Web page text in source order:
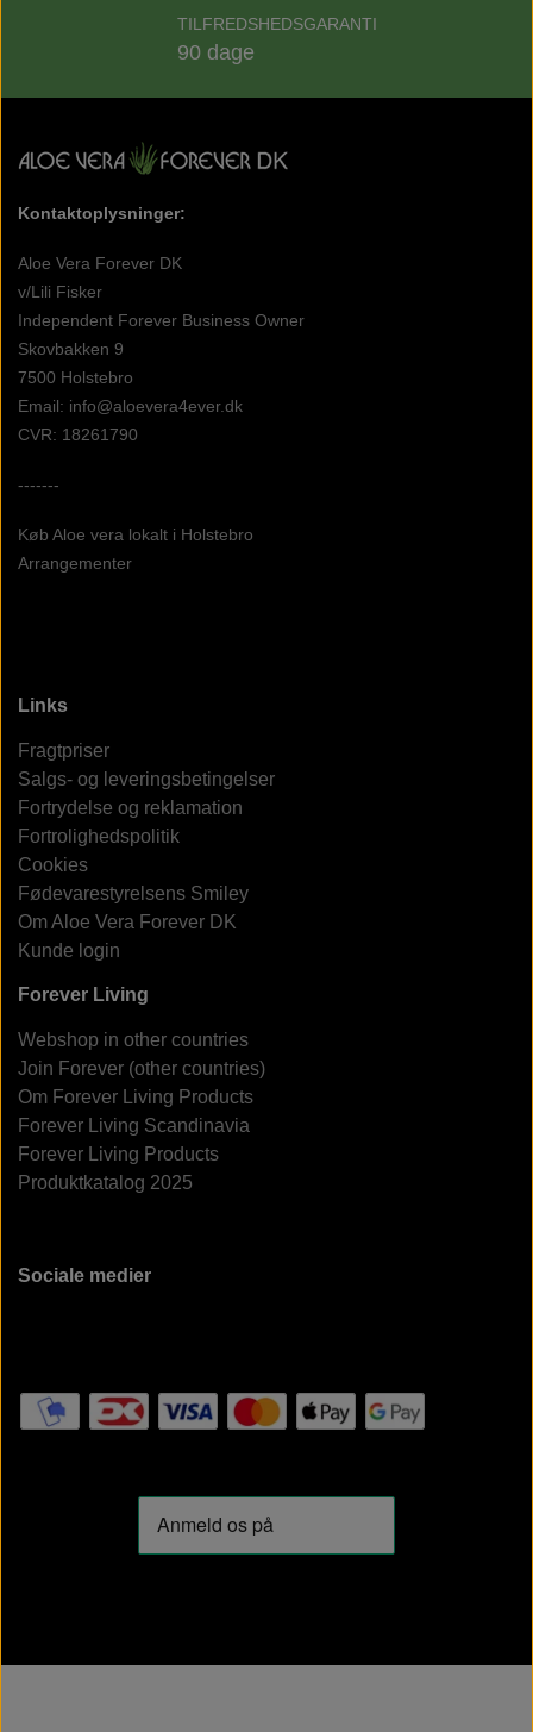
TILFREDSHEDSGARANTI
90 dage
Kontaktoplysninger:
Aloe Vera Forever DK
v/Lili Fisker
Independent Forever Business Owner
Skovbakken 9
7500 Holstebro
Email: info@aloevera4ever.dk
CVR: 18261790
-------
Køb Aloe vera lokalt i Holstebro
Arrangementer
Links
Fragtpriser
Salgs- og leveringsbetingelser
Fortrydelse og reklamation
Fortrolighedspolitik
Cookies
Fødevarestyrelsens Smiley
Om Aloe Vera Forever DK
Kunde login
Forever Living
Webshop in other countries
Join Forever (other countries)
Om Forever Living Products
Forever Living Scandinavia
Forever Living Products
Produktkatalog 2025
Sociale medier